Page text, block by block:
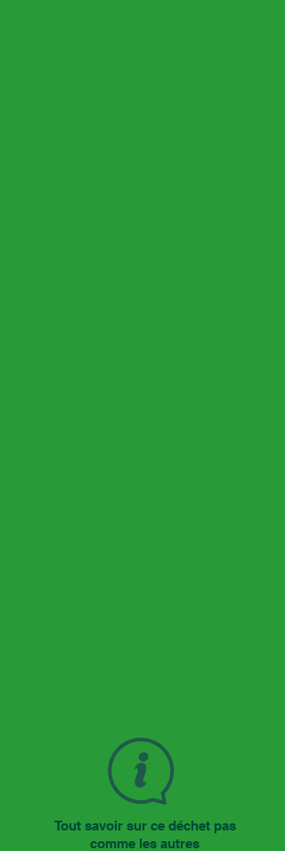
Tout savoir sur ce déchet pas
comme les autres